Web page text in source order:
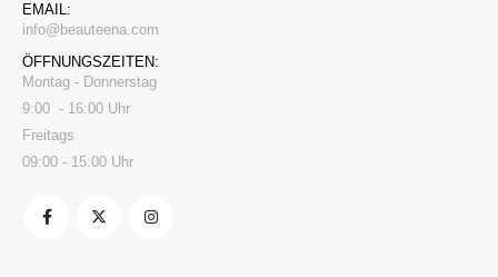
EMAIL:
info@beauteena.com
ÖFFNUNGSZEITEN:
Montag - Donnerstag
9:00 - 16:00 Uhr
Freitags
09:00 - 15:00 Uhr